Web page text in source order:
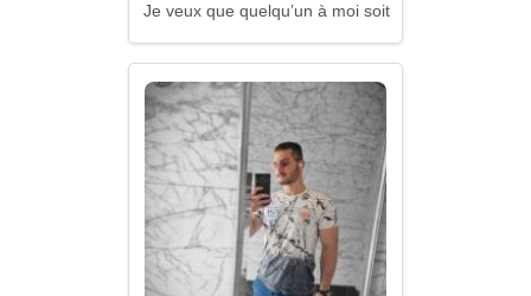
Je veux que quelqu’un à moi soit à proximité